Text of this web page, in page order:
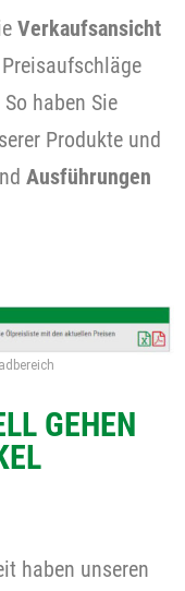
Verkaufsansicht
haben Sie
Produkte und
Ausführungen
GEHEN
haben unseren